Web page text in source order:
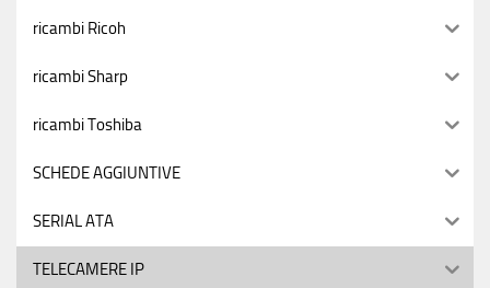
ricambi Ricoh
ricambi Sharp
ricambi Toshiba
SCHEDE AGGIUNTIVE
SERIAL ATA
TELECAMERE IP